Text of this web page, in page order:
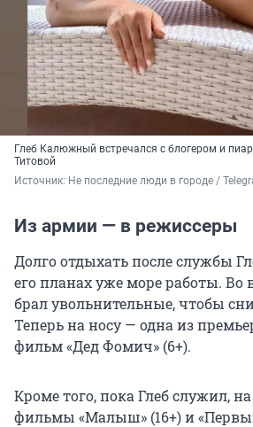
Глеб Калюжный встречался с блогером и
Титовой
Источник: Не последние люди в городе /
Из армии — в режиссеры
Долго отдыхать после службы
его планах уже море работы.
брал увольнительные, чтобы
Теперь на носу — одна из
фильм «Дед Фомич» (6+).
Кроме того, пока Глеб служил,
фильмы «Малыш» (16+) и